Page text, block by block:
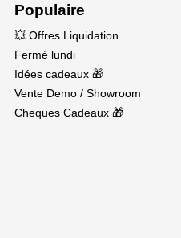
Populaire
💥 Offres Liquidation
Fermé lundi
Idées cadeaux 🎁
Vente Demo / Showroom
Cheques Cadeaux 🎁